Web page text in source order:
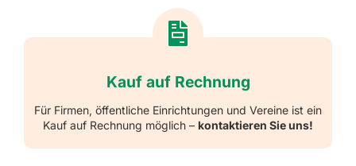
Kauf auf Rechnung
Für Firmen, öffentliche Einrichtungen und Vereine ist ein
Kauf auf Rechnung möglich – kontaktieren Sie uns!